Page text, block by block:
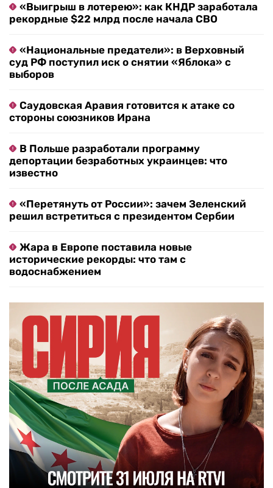
«Выигрыш в лотерею»: как КНДР заработала
рекордные $22 млрд после начала СВО
«Национальные предатели»: в Верховный
суд РФ поступил иск о снятии «Яблока» с
выборов
Саудовская Аравия готовится к атаке со
стороны союзников Ирана
В Польше разработали программу
депортации безработных украинцев: что
известно
«Перетянуть от России»: зачем Зеленский
решил встретиться с президентом Сербии
Жара в Европе поставила новые
исторические рекорды: что там с
водоснабжением